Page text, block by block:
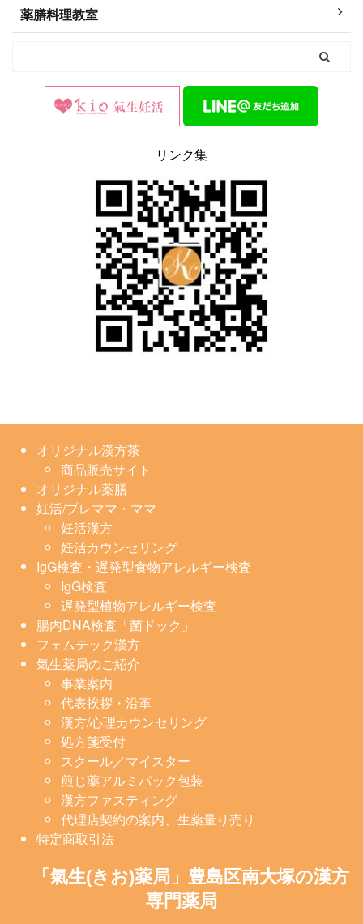
漢方の氣生薬局(豊島区大塚) 公式アカウ
オリジナルの八宝茶を作るワークショップ開催します
オリジナルのお茶5包おみやげつき。
その場で作ったお茶を飲みながら、薬膳スイーツをいた
薬膳料理教室
リンク集
オリジナル漢方茶
商品販売サイト
オリジナル薬膳
妊活/プレママ・ママ
妊活漢方
妊活カウンセリング
IgG検査・遅発型食物アレルギー検査
IgG検査
遅発型植物アレルギー検査
腸内DNA検査「菌ドック」
フェムテック漢方
氣生薬局のご紹介
事業案内
代表挨拶・沿革
漢方/心理カウンセリング
処方箋受付
スクール／マイスター
煎じ薬アルミパック包装
漢方ファスティング
代理店契約の案内、生薬量り売り
特定商取引法
「氣生(きお)薬局」豊島区南大塚の漢方
専門薬局